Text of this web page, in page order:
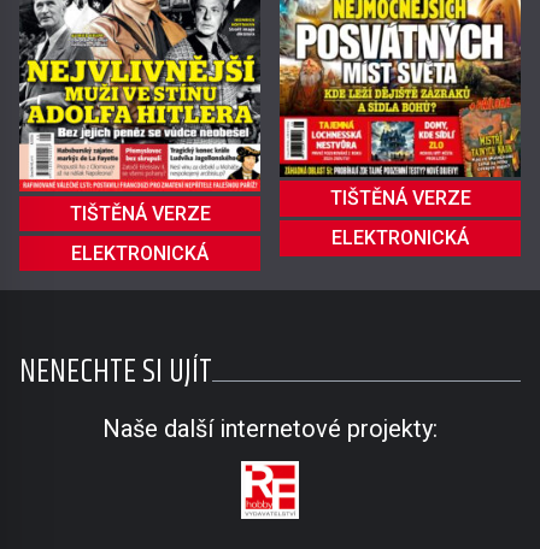
TIŠTĚNÁ VERZE
ELEKTRONICKÁ
TIŠTĚNÁ VERZE
ELEKTRONICKÁ
NENECHTE SI UJÍT
Naše další internetové projekty: